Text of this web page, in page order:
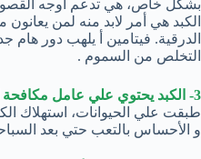
بشكل خاص، هي تدعم أوجه القصور
الكبد هي أمر لابد منه لمن
الدرقية. فيتامين أ يلهب دور
التخلص من السموم .
3- الكبد يحتوي علي عامل مكافحة التعب
طبقت علي الحيوانات، استهلاك
و الأحساس بالتعب حتي بعد